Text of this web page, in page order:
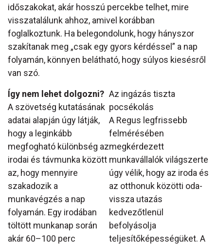
időszakokat, akár hosszú percekbe telhet, mire
visszatalálunk ahhoz, amivel korábban
foglalkoztunk. Ha belegondolunk, hogy hányszor
szakítanak meg „csak egy gyors kérdéssel” a nap
folyamán, könnyen belátható, hogy súlyos kiesésről
van szó.
Az ingázás tiszta
pocsékolás
A Regus legfrissebb
felmérésében
megkérdezett
munkavállalók világszerte
úgy vélik, hogy az iroda és
az otthonuk közötti oda-
vissza utazás
kedvezőtlenül
befolyásolja
teljesítőképességüket. A
Így nem lehet dolgozni?
A szövetség kutatásának
adatai alapján úgy látják,
hogy a leginkább
megfogható különbség az
irodai és távmunka között
az, hogy mennyire
szakadozik a
munkavégzés a nap
folyamán. Egy irodában
töltött munkanap során
akár 60–100 perc